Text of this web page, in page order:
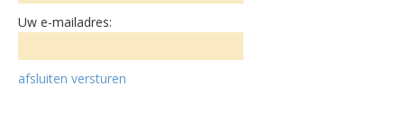
Uw e-mailadres:
afsluiten versturen